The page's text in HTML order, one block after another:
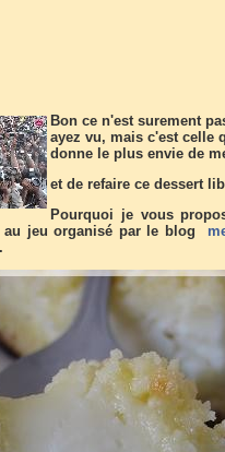
Bon ce n'est surement
ayez vu, mais c'est celle
donne le plus envie de
et de refaire ce dessert
Pourquoi je vous
au jeu organisé par le blog